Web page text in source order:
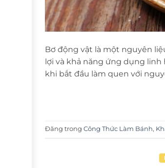
Bơ động vật là một nguyên
lợi và khả năng ứng dụng linh
khi bắt đầu làm quen với
Đăng trong Công Thức Làm Bánh,